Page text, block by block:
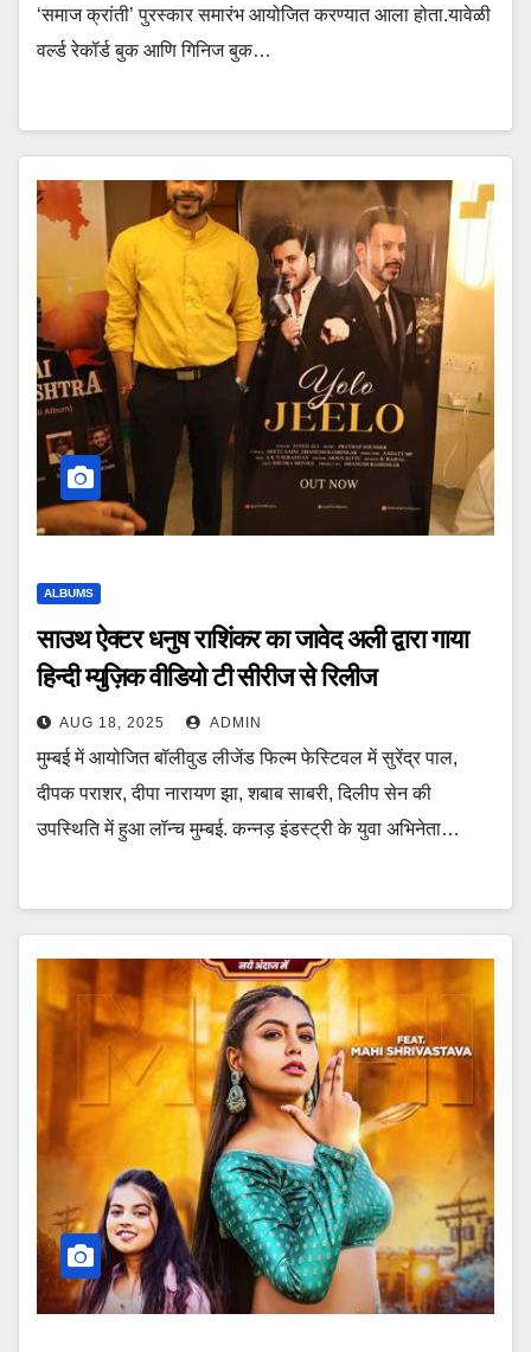
‘समाज क्रांती’ पुरस्कार समारंभ आयोजित करण्यात आला होता.यावेळी
वर्ल्ड रेकॉर्ड बुक आणि गिनिज बुक…
ALBUMS
साउथ ऐक्टर धनुष राशिंकर का जावेद अली द्वारा गाया
हिन्दी म्युज़िक वीडियो टी सीरीज से रिलीज
AUG 18, 2025 ADMIN
मुम्बई में आयोजित बॉलीवुड लीजेंड फिल्म फेस्टिवल में सुरेंद्र पाल,
दीपक पराशर, दीपा नारायण झा, शबाब साबरी, दिलीप सेन की
उपस्थिति में हुआ लॉन्च मुम्बई. कन्नड़ इंडस्ट्री के युवा अभिनेता…